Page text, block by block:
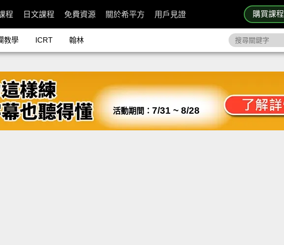
購買課程
程 日文課程 免費資源 關於希平方 用戶見證
教學 ICRT 翰林
活動期間： 7/31 ~ 8/28